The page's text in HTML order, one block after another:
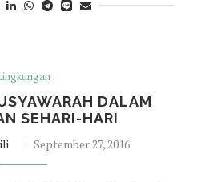
DALAM
SEHARI-HARI
September 27, 2016